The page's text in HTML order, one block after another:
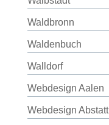
Waldbronn
Waldenbuch
Walldorf
Webdesign Aalen
Webdesign Abstatt